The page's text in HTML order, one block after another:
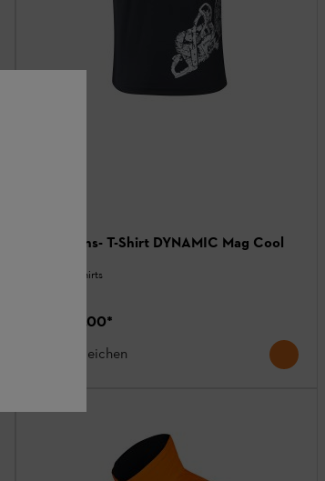
Funktions- T-Shirt DYNAMIC Mag Cool
Jacken / Shirts
CHF 53.00*
Vergleichen